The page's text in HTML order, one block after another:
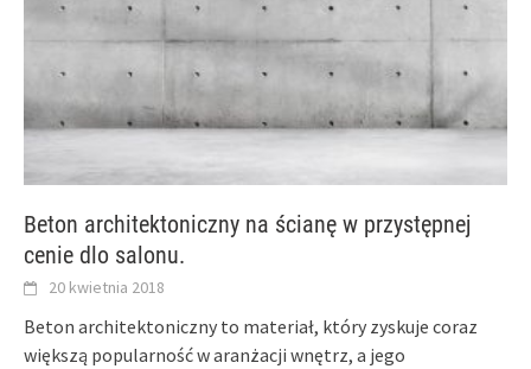
Beton architektoniczny na ścianę w przystępnej
cenie dlo salonu.
20 kwietnia 2018
Beton architektoniczny to materiał, który zyskuje coraz
większą popularność w aranżacji wnętrz, a jego